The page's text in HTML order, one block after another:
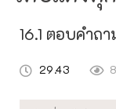
16.1 ตอบคำถ
29.43